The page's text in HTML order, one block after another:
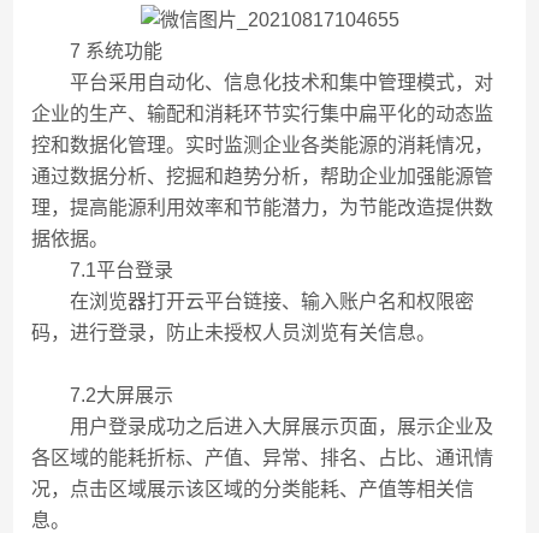
7 系统功能
平台采用自动化、信息化技术和集中管理模式，对
企业的生产、输配和消耗环节实行集中扁平化的动态监
控和数据化管理。实时监测企业各类能源的消耗情况，
通过数据分析、挖掘和趋势分析，帮助企业加强能源管
理，提高能源利用效率和节能潜力，为节能改造提供数
据依据。
7.1平台登录
在浏览器打开云平台链接、输入账户名和权限密
码，进行登录，防止未授权人员浏览有关信息。
7.2大屏展示
用户登录成功之后进入大屏展示页面，展示企业及
各区域的能耗折标、产值、异常、排名、占比、通讯情
况，点击区域展示该区域的分类能耗、产值等相关信
息。